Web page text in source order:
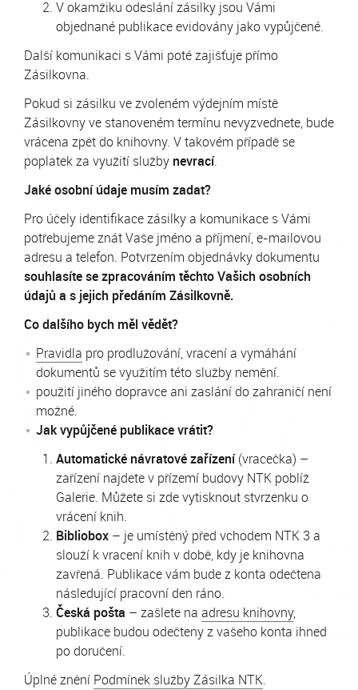
V okamžiku odeslání zásilky jsou Vámi
objednané publikace evidovány jako vypůjčené.
Další komunikaci s Vámi poté zajišťuje přímo
Zásilkovna.
Pokud si zásilku ve zvoleném výdejním místě
Zásilkovny ve stanoveném termínu nevyzvednete, bude
vrácena zpět do knihovny. V takovém případě se
poplatek za využití služby nevrací.
Jaké osobní údaje musím zadat?
Pro účely identifikace zásilky a komunikace s Vámi
potřebujeme znát Vaše jméno a příjmení, e-mailovou
adresu a telefon. Potvrzením objednávky dokumentu
souhlasíte se zpracováním těchto Vašich osobních
údajů a s jejich předáním Zásilkovně.
Co dalšího bych měl vědět?
Pravidla pro prodlužování, vracení a vymáhání
dokumentů se využitím této služby nemění.
použití jiného dopravce ani zaslání do zahraničí není
možné.
Jak vypůjčené publikace vrátit?
Automatické návratové zařízení(vracečka) –
zařízení najdete v přízemí budovy NTK poblíž
Galerie. Můžete si zde vytisknout stvrzenku o
vrácení knih.
Bibliobox – je umístěný před vchodem NTK 3 a
slouží k vracení knih v době, kdy je knihovna
zavřená. Publikace vám bude z konta odečtena
následující pracovní den ráno.
Česká pošta – zašlete na adresu knihovny,
publikace budou odečteny z vašeho konta ihned
po doručení.
Úplné znění Podmínek služby Zásilka NTK.